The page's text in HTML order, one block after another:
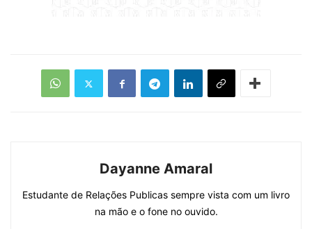
Dayanne Amaral
Estudante de Relações Publicas sempre vista com um livro
na mão e o fone no ouvido.